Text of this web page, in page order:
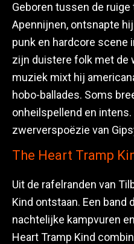
Geboren tussen de
Apennijnen, ontsnapte
punk en hardcore scene
zijn duistere folk met de
muziek mixt hij
hobo-ballades. Soms
onheilspellend en intens.
zwerverspoëzie van
The Heart Tramp
Uit de rafelranden van
Kind ontstaan. Een band
nachtelijke kampvuren
Heart Tramp Kind